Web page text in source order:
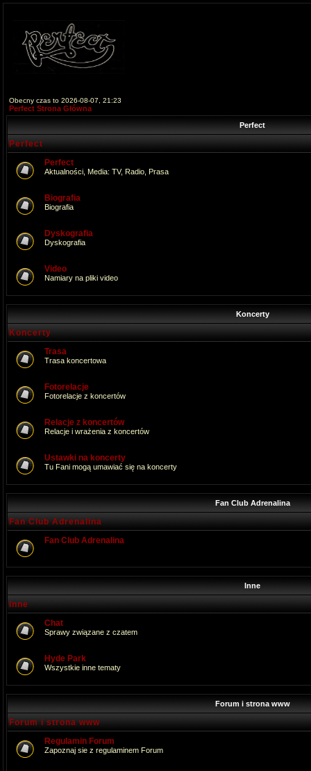
Obecny czas to 2026-08-07, 21:23
Perfect Strona Główna
Perfect
Perfect
Perfect
Aktualności, Media: TV, Radio, Prasa
Biografia
Biografia
Dyskografia
Dyskografia
Video
Namiary na pliki video
Koncerty
Koncerty
Trasa
Trasa koncertowa
Fotorelacje
Fotorelacje z koncertów
Relacje z koncertów
Relacje i wrażenia z koncertów
Ustawki na koncerty
Tu Fani mogą umawiać się na koncerty
Fan Club Adrenalina
Fan Club Adrenalina
Fan Club Adrenalina
Inne
Inne
Chat
Sprawy związane z czatem
Hyde Park
Wszystkie inne tematy
Forum i strona www
Forum i strona www
Regulamin Forum
Zapoznaj sie z regulaminem Forum